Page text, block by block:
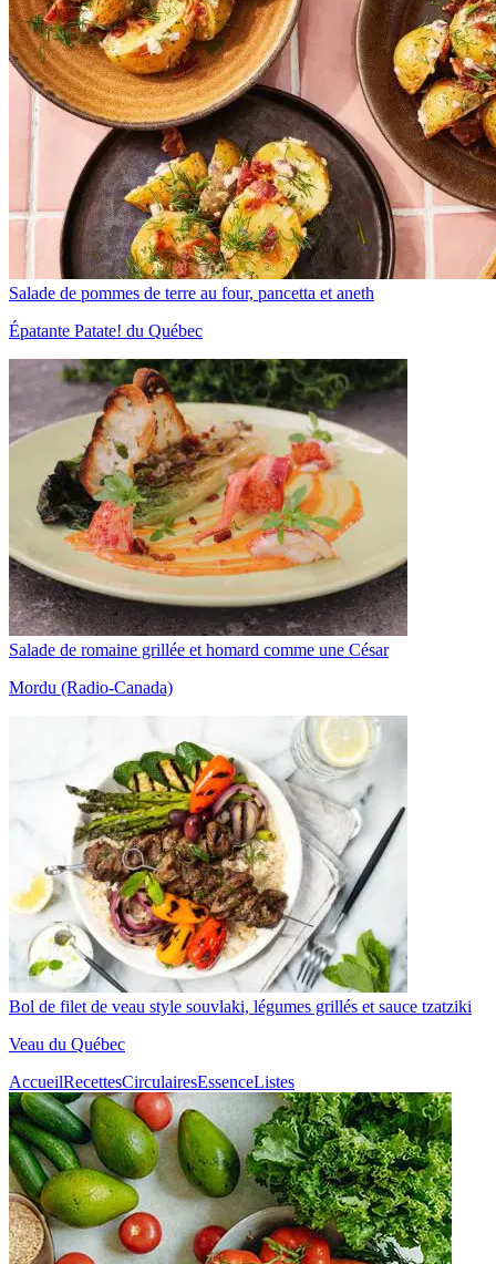
Salade de pommes de terre au four, pancetta et aneth
Épatante Patate! du Québec
Salade de romaine grillée et homard comme une César
Mordu (Radio-Canada)
Bol de filet de veau style souvlaki, légumes grillés et sauce tzatziki
Veau du Québec
AccueilRecettesCirculairesEssenceListes